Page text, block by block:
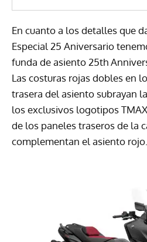
En cuanto a los detalles que
Especial 25 Aniversario
funda de asiento 25th
Las costuras rojas dobles en
trasera del asiento subrayan
los exclusivos logotipos
de los paneles traseros de la
complementan el asiento rojo.